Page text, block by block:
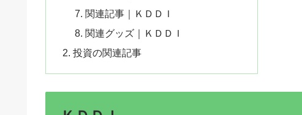
関連記事｜ＫＤＤＩ
関連グッズ｜ＫＤＤＩ
投資の関連記事